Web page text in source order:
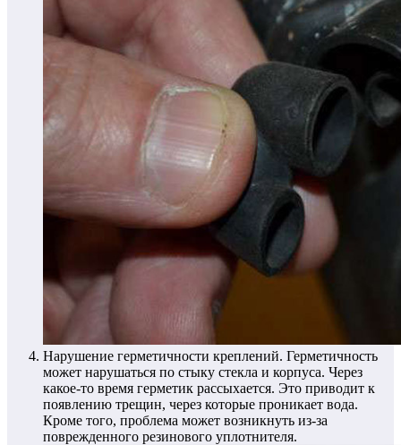
Нарушение герметичности креплений. Герметичность
может нарушаться по стыку стекла и корпуса. Через
какое-то время герметик рассыхается. Это приводит к
появлению трещин, через которые проникает вода.
Кроме того, проблема может возникнуть из-за
поврежденного резинового уплотнителя.